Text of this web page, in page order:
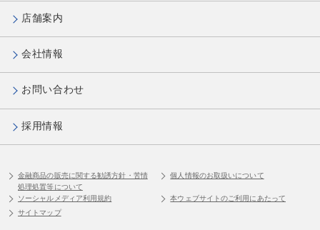
店舗案内
会社情報
お問い合わせ
採用情報
金融商品の販売に関する勧誘方針・苦情
処理処置等について
個人情報のお取扱いについて
ソーシャルメディア利用規約
本ウェブサイトのご利用にあたって
サイトマップ